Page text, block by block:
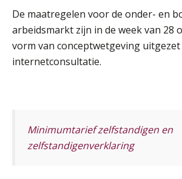
De maatregelen voor de onder- en
arbeidsmarkt zijn in de week van 28
vorm van conceptwetgeving
internetconsultatie.
Minimumtarief zelfstandigen en
zelfstandigenverklaring
01
SEP
MOCuitgevers
07
SEP
MOCuitgevers